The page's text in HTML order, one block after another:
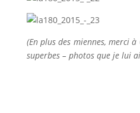
(En plus des miennes, merci
superbes – photos que je lui